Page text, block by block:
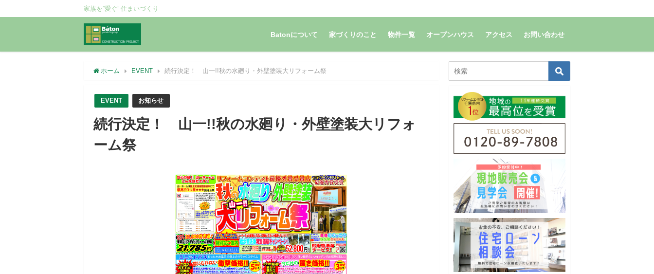
家族を”愛ぐ” 住まいづくり
Batonについて 家づくりのこと 物件一覧 オープンハウス アクセス お問い合わせ
ホーム EVENT 続行決定！ 山一!!秋の水廻り・外壁塗装大リフォーム祭
EVENT お知らせ
続行決定！ 山一!!秋の水廻り・外壁塗装大リフォ
ーム祭